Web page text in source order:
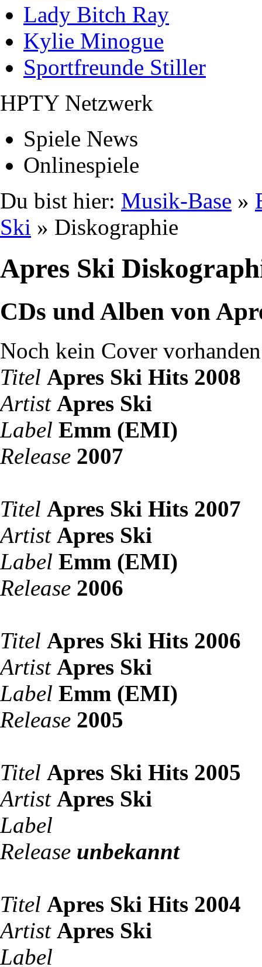
Lady Bitch Ray
Kylie Minogue
Sportfreunde Stiller
HPTY Netzwerk
Spiele News
Onlinespiele
Du bist hier: Musik-Base »
Ski » Diskographie
Apres Ski
CDs und Alben von
Noch kein Cover vorhanden
Titel Apres Ski Hits 2008
Artist Apres Ski
Label Emm (EMI)
Release 2007
Titel Apres Ski Hits 2007
Artist Apres Ski
Label Emm (EMI)
Release 2006
Titel Apres Ski Hits 2006
Artist Apres Ski
Label Emm (EMI)
Release 2005
Titel Apres Ski Hits 2005
Artist Apres Ski
Label
Release unbekannt
Titel Apres Ski Hits 2004
Artist Apres Ski
Label